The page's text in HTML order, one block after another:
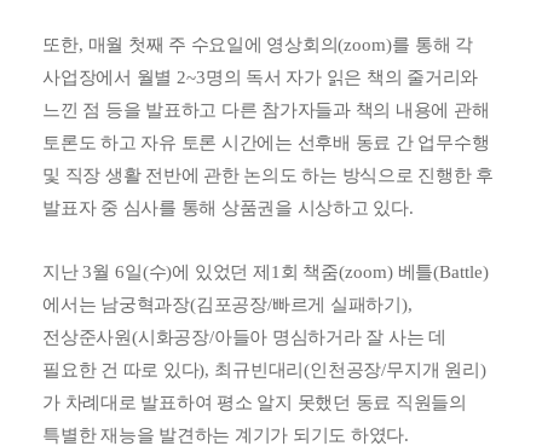
또한, 매월 첫째 주 수요일에 영상회의(zoom)를 통해 각
사업장에서 월별 2~3명의 독서 자가 읽은 책의 줄거리와
느낀 점 등을 발표하고 다른 참가자들과 책의 내용에 관해
토론도 하고 자유 토론 시간에는 선후배 동료 간 업무수행
및 직장 생활 전반에 관한 논의도 하는 방식으로 진행한 후
발표자 중 심사를 통해 상품권을 시상하고 있다.
지난3월 6일(수)에 있었던 제 1 회 책줌(zoom) 베틀(Battle)
에서는 남궁혁과장(김포공장/빠르게 실패하기 ),
전상준사원(시화공장/아들아 명심하거라 잘 사는 데
필요한 건 따로 있다), 최규빈대리 (인천공장/무지개 원리 )
가 차례대로 발표하여 평소 알지 못했던 동료 직원들의
특별한 재능을 발견하는 계기가 되기도 하였다.